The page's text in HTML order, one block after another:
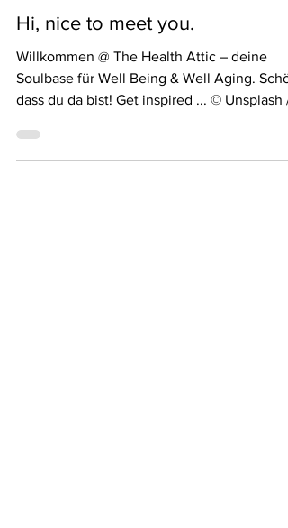
28. Nov. 2021
Hi, nice to meet you.
Soulbase für Well Being & Well Aging.
dass du da bist! Get inspired ... © Unsplash /